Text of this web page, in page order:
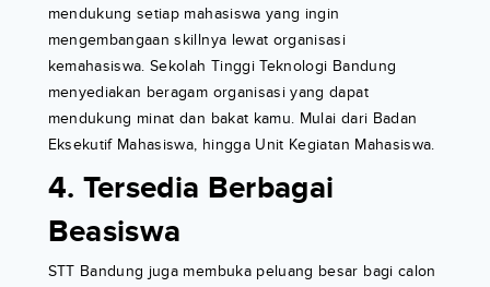
mendukung setiap mahasiswa yang ingin
mengembangaan skillnya lewat organisasi
kemahasiswa. Sekolah Tinggi Teknologi Bandung
menyediakan beragam organisasi yang dapat
mendukung minat dan bakat kamu. Mulai dari Badan
Eksekutif Mahasiswa, hingga Unit Kegiatan Mahasiswa.
4. Tersedia Berbagai
Beasiswa
STT Bandung juga membuka peluang besar bagi calon